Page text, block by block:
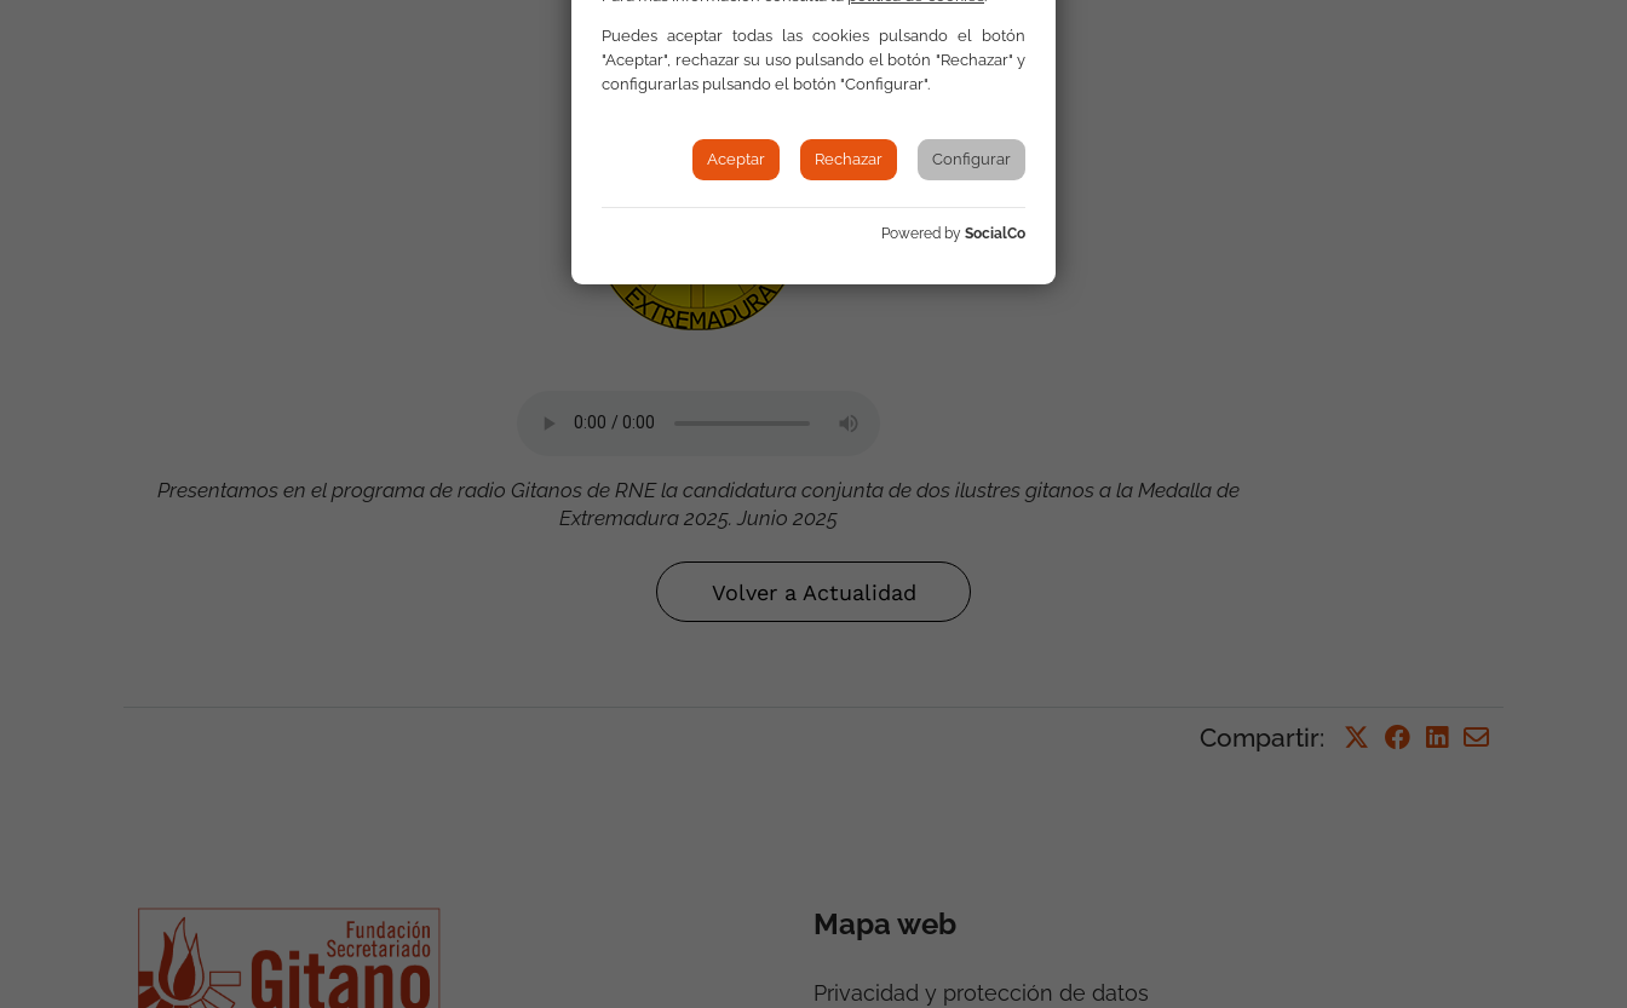
Presentamos en el programa de radio Gitanos de RNE la candidatura conjunta de dos ilustres gitanos a la Medalla de
Extremadura 2025. Junio 2025
Volver a Actualidad
Compartir:
Mapa web
Privacidad y protección de datos
Puedes aceptar todas las cookies pulsando el botón
"Aceptar", rechazar su uso pulsando el botón "Rechazar" y
configurarlas pulsando el botón "Configurar".
Aceptar Rechazar Configurar
Powered by SocialCo